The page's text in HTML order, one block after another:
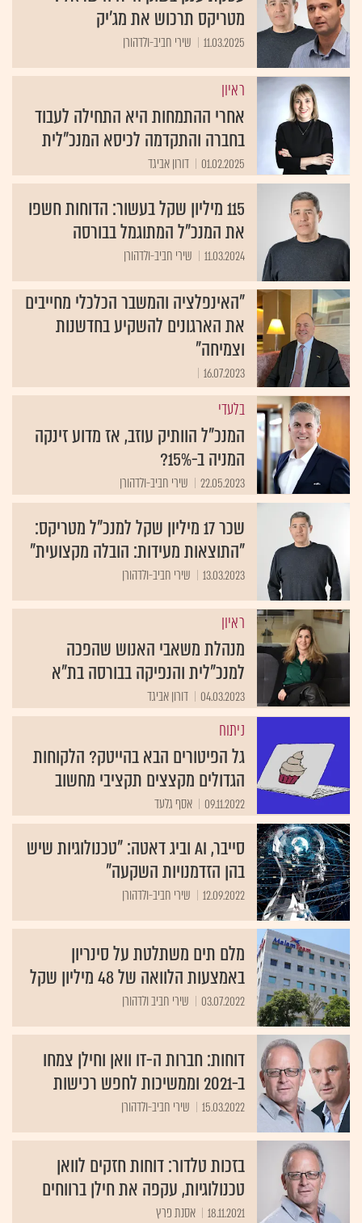
מטריקס תרכוש את מג'יק
11.03.2025 שירי חביב-ולדהורן
ראיון
אחרי ההתמחות היא התחילה לעבוד
בחברה והתקדמה לכיסא המנכ"לית
01.02.2025 דורון אביגד
115 מיליון שקל בעשור: הדוחות חשפו
את המנכ"ל המתוגמל בבורסה
11.03.2024 שירי חביב-ולדהורן
"האינפלציה והמשבר הכלכלי מחייבים
את הארגונים להשקיע בחדשנות
וצמיחה"
16.07.2023
בלעדי
המנכ"ל הוותיק עוזב, אז מדוע זינקה
המניה ב-15%?
22.05.2023 שירי חביב-ולדהורן
שכר 17 מיליון שקל למנכ"ל מטריקס:
"התוצאות מעידות: הובלה מקצועית"
13.03.2023 שירי חביב-ולדהורן
ראיון
מנהלת משאבי האנוש שהפכה
למנכ"לית והנפיקה בבורסה בת"א
04.03.2023 דורון אביגד
ניתוח
גל הפיטורים הבא בהייטק? הלקוחות
הגדולים מקצצים תקציבי מחשוב
09.11.2022 אסף גלעד
סייבר, AI וביג דאטה: "טכנולוגיות שיש
בהן הזדמנויות השקעה"
12.09.2022 שירי חביב-ולדהורן
מלם תים משתלטת על סינריון
באמצעות הלוואה של 48 מיליון שקל
03.07.2022 שירי חביב ולדהורן
דוחות: חברות ה-IT וואן וחילן צמחו
ב-2021 וממשיכות לחפש רכישות
15.03.2022 שירי חביב-ולדהורן
בזכות טלדור: דוחות חזקים לוואן
טכנולוגיות, עקפה את חילן ברווחים
18.11.2021 אסנת פרץ